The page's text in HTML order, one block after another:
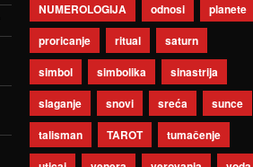
NUMEROLOGIJA
odnosi
planete
proricanje
ritual
saturn
simbol
simbolika
sinastrija
slaganje
snovi sreća
sunce
talisman
TAROT
tumačenje